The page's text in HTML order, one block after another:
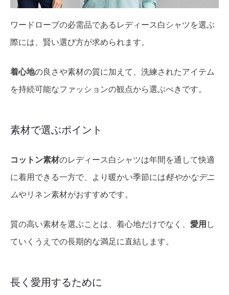
ワードローブの必需品であるレディース白シャツを選ぶ
際には、賢い選び方が求められます。
着心地の良さや素材の質に加えて、洗練されたアイテム
を持続可能なファッションの観点から選ぶべきです。
素材で選ぶポイント
コットン素材のレディース白シャツは年間を通して快適
に着用できる一方で、より暖かい季節には軽やかなデニ
ムやリネン素材がおすすめです。
質の高い素材を選ぶことは、着心地だけでなく、 愛用し
ていくうえでの長期的な満足に直結します。
長く愛用するために